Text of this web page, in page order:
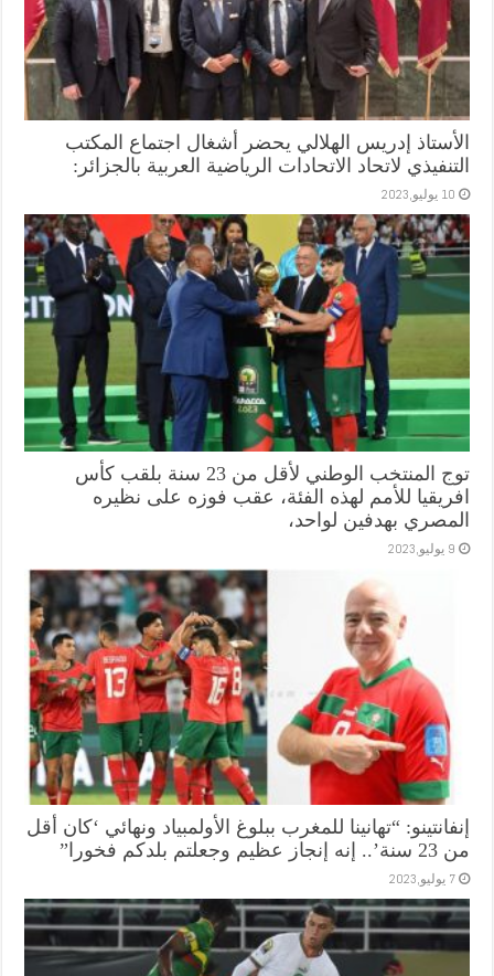
الأستاذ إدريس الهلالي يحضر أشغال اجتماع المكتب
التنفيذي لاتحاد الاتحادات الرياضية العربية بالجزائر:
10 يوليو,2023
توج المنتخب الوطني لأقل من 23 سنة بلقب كأس
افريقيا للأمم لهذه الفئة، عقب فوزه على نظيره
المصري بهدفين لواحد،
9 يوليو,2023
إنفانتينو: “تهانينا للمغرب ببلوغ الأولمبياد ونهائي ‘كان أقل
من 23 سنة’.. إنه إنجاز عظيم وجعلتم بلدكم فخورا”
7 يوليو,2023